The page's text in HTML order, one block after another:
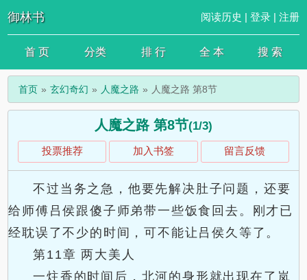
御林书 阅读历史 | 登录| 注册
首 页 分类 排 行 全 本 搜 索
首页 玄幻奇幻 人魔之路 人魔之路 第8节
人魔之路 第8节(1/3)
投票推荐 加入书签 留言反馈
不过当务之急，他要先解决肚子问题，还要
给师傅吕侯跟傻子师弟带一些饭食回去。刚才已
经耽误了不少的时间，可不能让吕侯久等了。
第11章 两大美人
一炷香的时间后，北河的身形就出现在了岚